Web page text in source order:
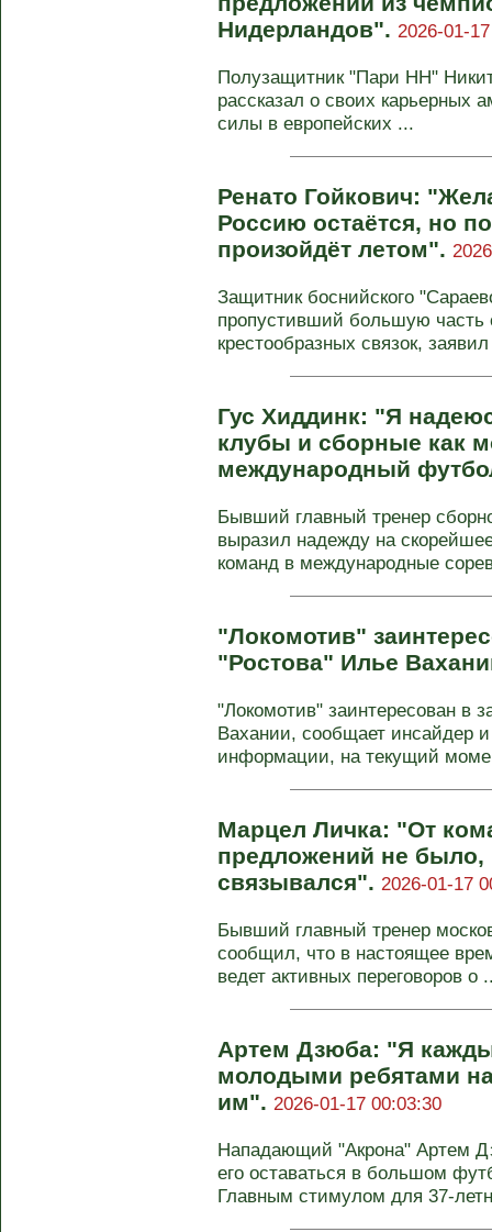
Нидерландов". 2026-01-
Полузащитник "Пари НН"
рассказал о своих карьерных
силы в европейских ...
Ренато Гойкович:
Россию остаётся, но
произойдёт летом".
Защитник боснийского
пропустивший большую часть
крестообразных связок,
Гус Хиддинк: "Я
клубы и сборные как
международный
Бывший главный тренер
выразил надежду на
команд в международные
"Локомотив"
"Ростова" Илье
"Локомотив" заинтересован в
Вахании, сообщает инсайдер
информации, на текущий
Марцел Личка: "От
предложений не было,
связывался". 2026-01-17
Бывший главный тренер
сообщил, что в настоящее
ведет активных переговоров о
Артем Дзюба: "Я
молодыми ребятами
им". 2026-01-17 00:03:30
Нападающий "Акрона" Артем
его оставаться в большом
Главным стимулом для 37-